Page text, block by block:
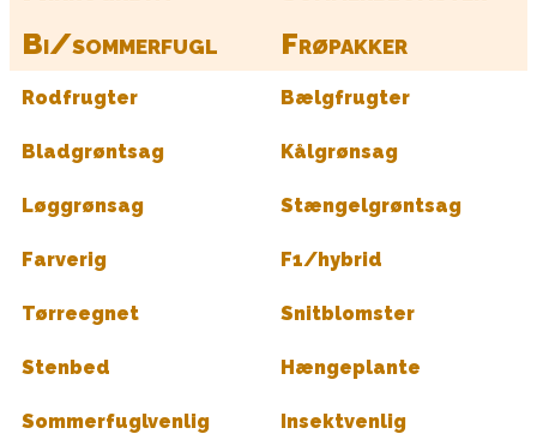
Bi/sommerfugl
Frøpakker
Rodfrugter Bælgfrugter
Bladgrøntsag Kålgrønsag
Løggrønsag Stængelgrøntsag
Farverig F1/hybrid
Tørreegnet Snitblomster
Stenbed Hængeplante
Sommerfuglvenlig Insektvenlig